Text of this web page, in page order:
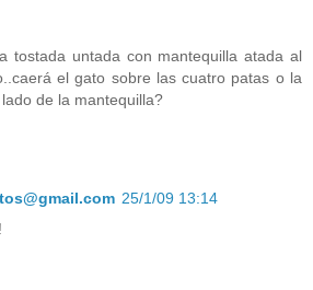
tostada untada con mantequilla atada al
el gato sobre las cuatro patas o la
de la mantequilla?
25/1/09 13:14